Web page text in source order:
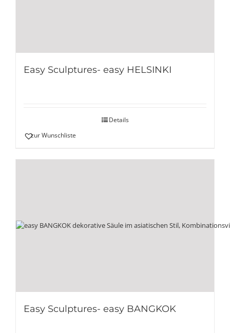
Easy Sculptures- easy HELSINKI
Details
zur Wunschliste
Easy Sculptures- easy BANGKOK